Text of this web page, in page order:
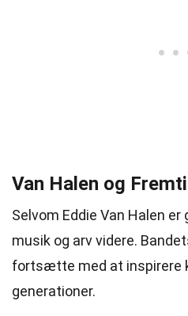
Van Halen og
Selvom Eddie Van Halen
musik og arv videre.
fortsætte med at inspirere
generationer.